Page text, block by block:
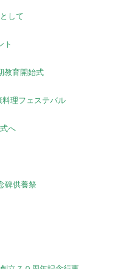
して
ト
教育開始式
理フェステバル
へ
碑供養祭